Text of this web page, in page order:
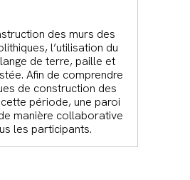
des murs des
l’utilisation du
de terre, paille et
Afin de comprendre
de construction des
période, une paroi
manière collaborative
les participants.